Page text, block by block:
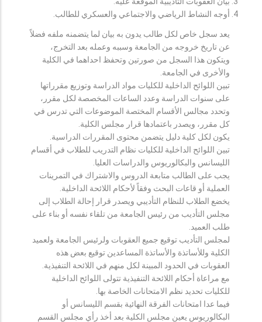
أوجه النشاط الرياضي والاجتماعي والعسكري للطالب.
يعد سجل خاص لكل طالب يدون به بيان لما يتضمنه ملفه فضلاً
عن تاريخ خروجه من الجامعة وسببه وعمله بعد التخرج،
ويتكون هذا السجل من صورتين وتحفظ احداهما في الكلية
والأخرى في الجامعة.
تبين اللوائح الداخلية للكليات مواد الدراسة وتوزيع مقرراتها
على سنوات الدراسة وعدد الساعات المخصصة لكل مقرر،
وتحدد مجالس الأقسام المختصة الموضوعات التي تدرس في
كل مقرر، ويصدر باعتمادها قرار مجلس الكلية.
يكون لكل كلية دليل يتضمن محتوى المقررات الدراسية.
تبين اللوائح الداخلية للكليات نظام التدريب للطلاب في أقسام
الليسانس والبكالوريوس والدراسات العليا.
يجب على الطالب متابعة الدروس والاشتراك في التمرينات
العملية أو قاعات البحث وفقاً لأحكام اللائحة الداخلية.
يخضع الطلاب للنظام التأديبي ويصدر قرار إحالة الطلاب إلى
مجلس التأديب من رئيس الجامعة من تلقاء نفسه أو بناء على
طلب العميد.
لمجلس التأديب توقيع جميع العقوبات ولرئيس الجامعة ولعميد
الكلية وللأساتذة والأساتذة المساعدين توقيع بعض هذه
العقوبات في الحدود المبينة لكل منهم في اللائحة التنفيذية.
مع مراعاة أحكام اللائحة التنفيذية تتولى اللوائح الداخلية
للكليات تحديد نظم الامتحانات الخاصة بها.
فيما عدا امتحانات الفرقة النهائية بقسم الليسانس أو
البكالوريوس يعين مجلس الكلية بعد أخذ رأي مجلس القسم